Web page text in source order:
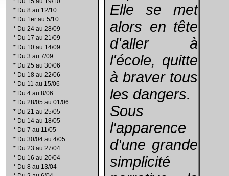
* Du 8 au 12/10
* Du 1er au 5/10
* Du 24 au 28/09
* Du 17 au 21/09
* Du 10 au 14/09
* Du 3 au 7/09
* Du 25 au 30/06
* Du 18 au 22/06
* Du 11 au 15/06
* Du 4 au 8/06
* Du 28/05 au 01/06
* Du 21 au 25/05
* Du 14 au 18/05
* Du 7 au 11/05
* Du 30/04 au 4/05
* Du 23 au 27/04
* Du 16 au 20/04
* Du 8 au 13/04
Elle se met
alors en tête
d'aller à
l'école, quitte
à braver tous
les dangers.
Sous
l'apparence
d'une grande
simplicité